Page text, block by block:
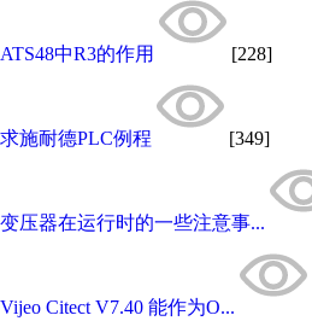
ATS48中R3的作用 [228]
求施耐德PLC例程 [349]
变压器在运行时的一些注意事...
Vijeo Citect V7.40 能作为O...